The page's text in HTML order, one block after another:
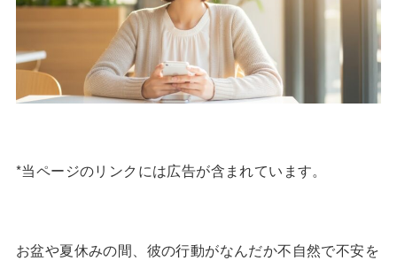
*当ページのリンクには広告が含まれています。
お盆や夏休みの間、彼の行動がなんだか不自然で不安を